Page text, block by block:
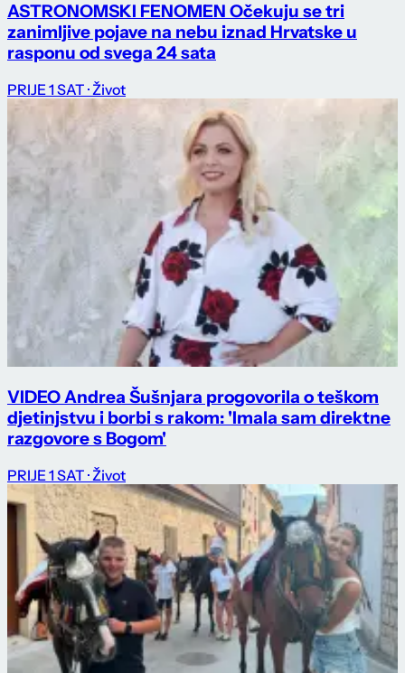
ASTRONOMSKI FENOMEN Očekuju se tri
zanimljive pojave na nebu iznad Hrvatske u
rasponu od svega 24 sata
PRIJE 1 SAT · Život
VIDEO Andrea Šušnjara progovorila o teškom
djetinjstvu i borbi s rakom: 'Imala sam direktne
razgovore s Bogom'
PRIJE 1 SAT · Život